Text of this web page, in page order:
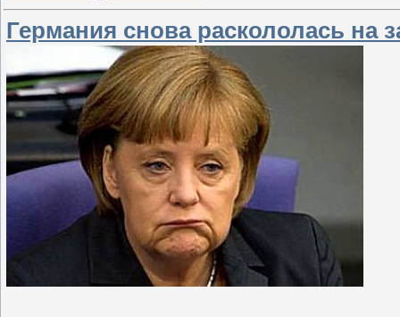
Германия снова раскололась на